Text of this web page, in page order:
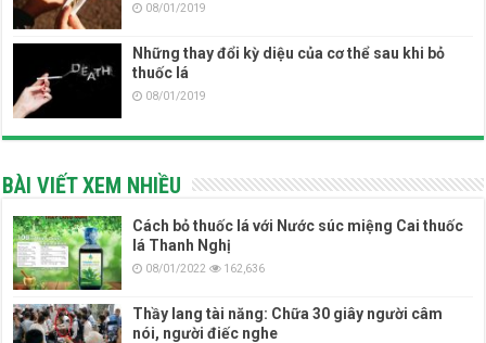
08/01/2019
Những thay đổi kỳ diệu của cơ thể sau khi bỏ
thuốc lá
08/01/2019
BÀI VIẾT XEM NHIỀU
Cách bỏ thuốc lá với Nước súc miệng Cai thuốc
lá Thanh Nghị
08/01/2022 162,636
Thầy lang tài năng: Chữa 30 giây người câm
nói, người điếc nghe